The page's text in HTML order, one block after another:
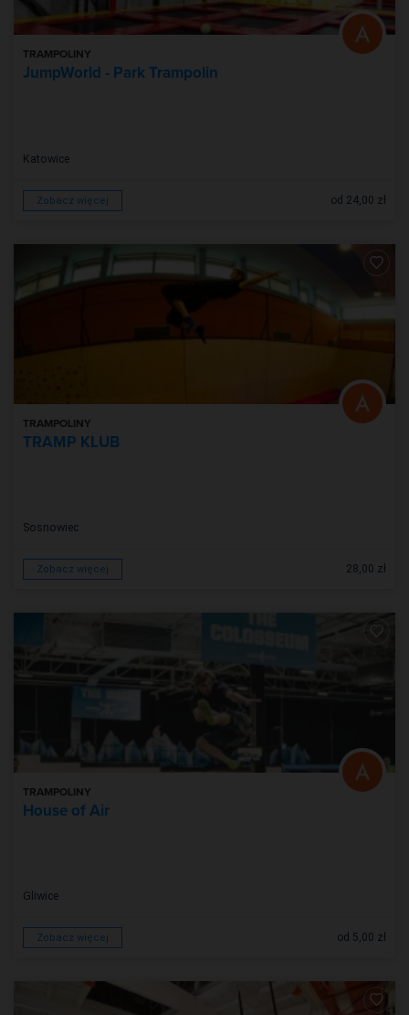
TRAMPOLINY
JumpWorld - Park Trampolin
Katowice
Zobacz więcej od 24,00 zł
TRAMPOLINY
TRAMP KLUB
Sosnowiec
Zobacz więcej 28,00 zł
TRAMPOLINY
House of Air
Gliwice
Zobacz więcej od 5,00 zł